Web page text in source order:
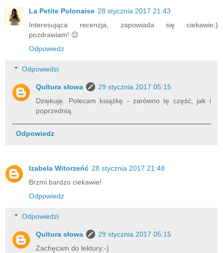
La Petite Polonaise 28 stycznia 2017 21:43
Interesująca recenzja, zapowiada się ciekawie;)
pozdrawiam! 😊
Odpowiedz
Odpowiedzi
Qultura słowa
29 stycznia 2017 05:15
Dziękuję. Polecam książkę - zarówno tę część, jak i
poprzednią.
Odpowiedz
Izabela Witorzeńć 28 stycznia 2017 21:48
Brzmi bardzo ciekawie!
Odpowiedz
Odpowiedzi
Qultura słowa
29 stycznia 2017 05:15
Zachęcam do lektury:-)